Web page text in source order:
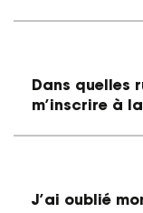
Dans quelles
m’inscrire à
J’ai oublié